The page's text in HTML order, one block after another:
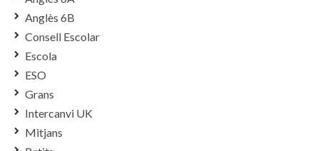
Anglès 6B
Consell Escolar
Escola
ESO
Grans
Intercanvi UK
Mitjans